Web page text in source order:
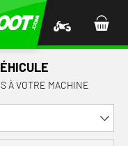
À VOTRE MACHINE